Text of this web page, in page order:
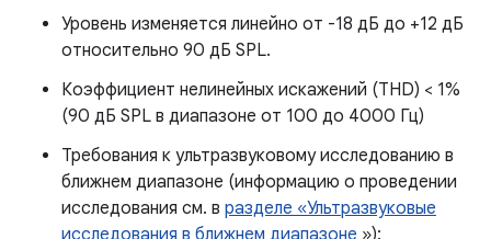
Уровень изменяется линейно от -18 дБ до +12 дБ
относительно 90 дБ SPL.
Коэффициент нелинейных искажений (THD) < 1%
(90 дБ SPL в диапазоне от 100 до 4000 Гц)
Требования к ультразвуковому исследованию в
ближнем диапазоне (информацию о проведении
исследования см. в разделе «Ультразвуковые
исследования в ближнем диапазоне »):